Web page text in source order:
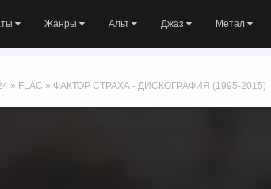
Жанры Альт Джаз Метал
» FLAC » ФАКТОР СТРАХА - ДИСКОГРАФИЯ (1995-2015)